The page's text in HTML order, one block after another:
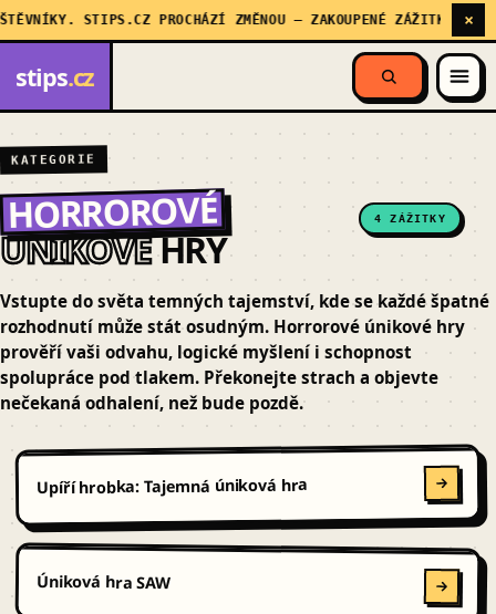
STIPS.CZ PROCHÁZÍ ZMĚNOU — ZAKOUPENÉ ZÁŽITKY×
stips.cz
KATEGORIE
HORROROVÉ
ÚNIKOVÉHRY
4 ZÁŽITKY
Vstupte do světa temných tajemství, kde se každé špatné
rozhodnutí může stát osudným. Horrorové únikové hry
prověří vaši odvahu, logické myšlení i schopnost
spolupráce pod tlakem. Překonejte strach a objevte
nečekaná odhalení, než bude pozdě.
Upíří hrobka: Tajemná úniková hra
Úniková hra SAW